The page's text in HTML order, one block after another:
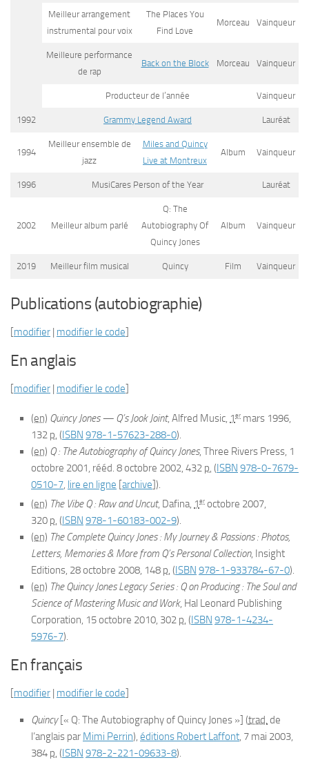
Meilleur arrangement
instrumental pour voix
The Places You
Find Love
Morceau Vainqueur
Meilleure performance
de rap
Back on the Block Morceau Vainqueur
Producteur de l’année Vainqueur
1992 Grammy Legend Award Lauréat
1994
Meilleur ensemble de
jazz
Miles and Quincy
Live at Montreux
Album Vainqueur
1996 MusiCares Person of the Year Lauréat
2002 Meilleur album parlé
Q: The
Autobiography Of
Quincy Jones
Album Vainqueur
2019 Meilleur film musical Quincy Film Vainqueur
Publications (autobiographie)
[modifier | modifier le code]
En anglais
[modifier | modifier le code]
(en) Quincy Jones — Q’s Jook Joint, Alfred Music, 1er mars 1996,
132 p. (ISBN 978-1-57623-288-0).
(en) Q : The Autobiography of Quincy Jones, Three Rivers Press, 1
octobre 2001, rééd. 8 octobre 2002, 432 p. (ISBN 978-0-7679-
0510-7, lire en ligne [archive]).
(en) The Vibe Q : Raw and Uncut, Dafina, 1er octobre 2007,
320 p. (ISBN 978-1-60183-002-9).
(en) The Complete Quincy Jones : My Journey & Passions : Photos,
Letters, Memories & More from Q’s Personal Collection, Insight
Editions, 28 octobre 2008, 148 p. (ISBN 978-1-933784-67-0).
(en) The Quincy Jones Legacy Series : Q on Producing : The Soul and
Science of Mastering Music and Work, Hal Leonard Publishing
Corporation, 15 octobre 2010, 302 p. (ISBN 978-1-4234-
5976-7).
En français
[modifier | modifier le code]
Quincy[« Q: The Autobiography of Quincy Jones »] (trad. de
l’anglais par Mimi Perrin), éditions Robert Laffont, 7 mai 2003,
384 p. (ISBN 978-2-221-09633-8).